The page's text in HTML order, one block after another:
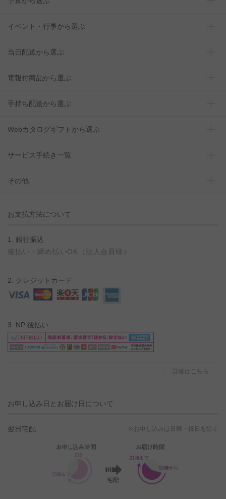
イベント・行事から選ぶ
当日配送から選ぶ
電報付商品から選ぶ
手持ち配送から選ぶ
Webカタログギフトから選ぶ
サービス手続き一覧
その他
お支払方法について
1. 銀行振込
後払い・締め払いOK（法人会員様）
2. クレジットカード
3. NP 後払い
詳細はこちら
お申し込み日とお届け日について
翌日宅配 ※お申し込みは日曜・祝日を除く